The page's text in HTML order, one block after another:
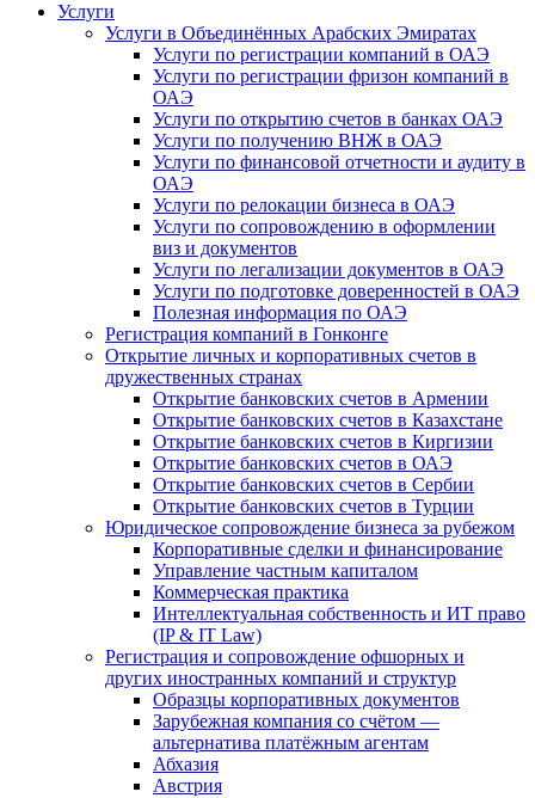
Услуги
Услуги в Объединённых Арабских Эмиратах
Услуги по регистрации компаний в ОАЭ
Услуги по регистрации фризон компаний в
ОАЭ
Услуги по открытию счетов в банках ОАЭ
Услуги по получению ВНЖ в ОАЭ
Услуги по финансовой отчетности и аудиту в
ОАЭ
Услуги по релокации бизнеса в ОАЭ
Услуги по сопровождению в оформлении
виз и документов
Услуги по легализации документов в ОАЭ
Услуги по подготовке доверенностей в ОАЭ
Полезная информация по ОАЭ
Регистрация компаний в Гонконге
Открытие личных и корпоративных счетов в
дружественных странах
Открытие банковских счетов в Армении
Открытие банковских счетов в Казахстане
Открытие банковских счетов в Киргизии
Открытие банковских счетов в ОАЭ
Открытие банковских счетов в Сербии
Открытие банковских счетов в Турции
Юридическое сопровождение бизнеса за рубежом
Корпоративные сделки и финансирование
Управление частным капиталом
Коммерческая практика
Интеллектуальная собственность и ИТ право
(IP & IT Law)
Регистрация и сопровождение офшорных и
других иностранных компаний и структур
Образцы корпоративных документов
Зарубежная компания со счётом —
альтернатива платёжным агентам
Абхазия
Австрия